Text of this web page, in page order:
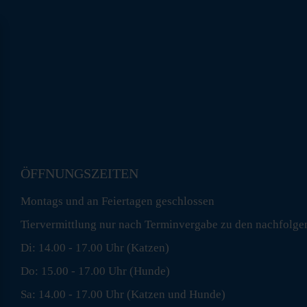
ÖFFNUNGSZEITEN
Montags und an Feiertagen geschlossen
Tiervermittlung nur nach Terminvergabe zu den
Di: 14.00 - 17.00 Uhr (Katzen)
Do: 15.00 - 17.00 Uhr (Hunde)
Sa: 14.00 - 17.00 Uhr (Katzen und Hunde)